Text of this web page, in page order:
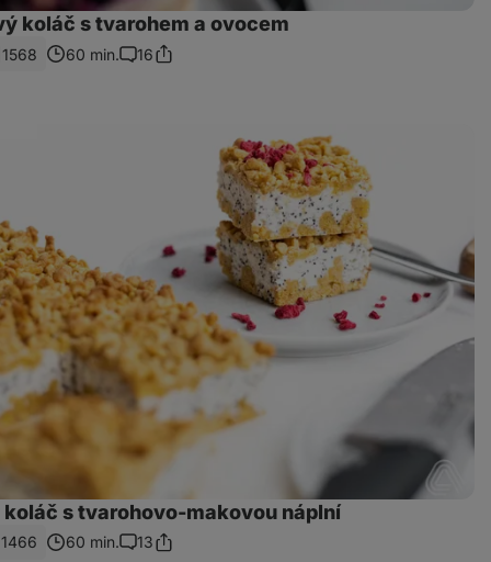
koláč s tvarohem a ovocem
1568 60 min.
Komentáře
16Sdílet
koláč s tvarohovo-makovou náplní
1466 60 min.
Komentáře
13Sdílet